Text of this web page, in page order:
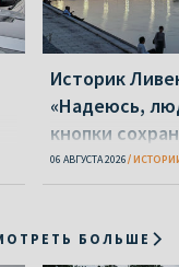
Историк
«Надеюсь,
кнопки
06 АВГУСТА 2026
БОЛЬШЕ